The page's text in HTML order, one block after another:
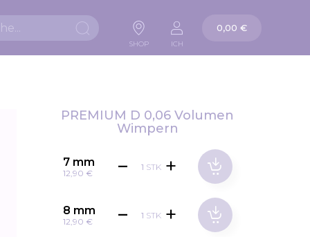
SHOP ICH
Warenkorb
0,00 €
PREMIUM D 0,06 Volumen
Wimpern
7 mm
12,90 €
STK
8 mm
12,90 €
STK